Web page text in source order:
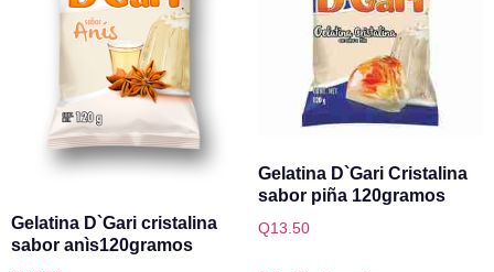
Gelatina D`Gari cristalina
sabor anìs120gramos
Gelatina D`Gari Cristalina
sabor piña 120gramos
Q13.50